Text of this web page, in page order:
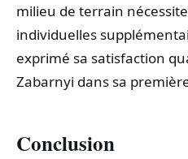
milieu de terrain
individuelles
exprimé sa satisfaction
Zabarnyi dans sa
Conclusion